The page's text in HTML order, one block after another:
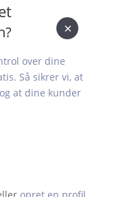
over dine
Så sikrer vi, at
at dine kunder
×